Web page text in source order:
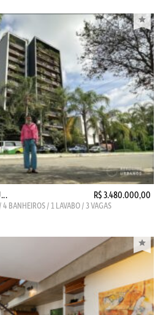
R$ 3.480.000,00
BANHEIROS / 1 LAVABO / 3 VAGAS